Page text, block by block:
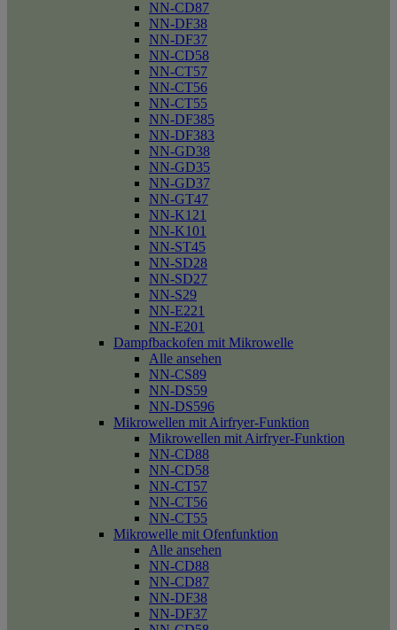
NN-CD87
NN-DF38
NN-DF37
NN-CD58
NN-CT57
NN-CT56
NN-CT55
NN-DF385
NN-DF383
NN-GD38
NN-GD35
NN-GD37
NN-GT47
NN-K121
NN-K101
NN-ST45
NN-SD28
NN-SD27
NN-S29
NN-E221
NN-E201
Dampfbackofen mit Mikrowelle
Alle ansehen
NN-CS89
NN-DS59
NN-DS596
Mikrowellen mit Airfryer-Funktion
Mikrowellen mit Airfryer-Funktion
NN-CD88
NN-CD58
NN-CT57
NN-CT56
NN-CT55
Mikrowelle mit Ofenfunktion
Alle ansehen
NN-CD88
NN-CD87
NN-DF38
NN-DF37